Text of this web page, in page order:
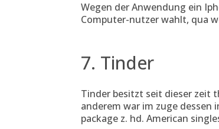
Wegen der Anwendung ein
Computer-nutzer wahlt, qua
7. Tinder
Tinder besitzt seit dieser zeit
anderem war im zuge
package z. hd. American